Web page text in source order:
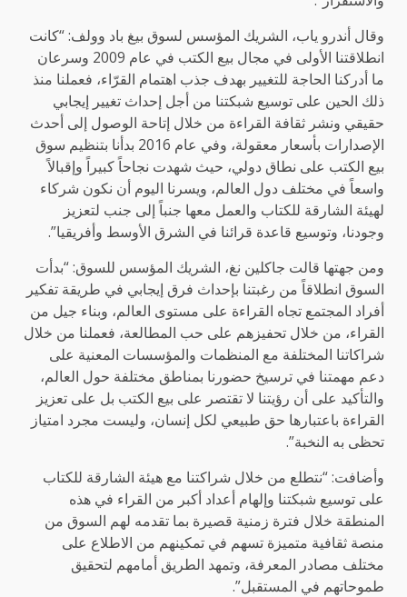
وقال أندرو ياب، الشريك المؤسس لسوق بيغ باد وولف: “كانت
انطلاقتنا الأولى في مجال بيع الكتب في عام 2009 وسرعان
ما أدركنا الحاجة للتغيير بهدف جذب اهتمام القرّاء، فعملنا منذ
ذلك الحين على توسيع شبكتنا من أجل إحداث تغيير إيجابي
حقيقي ونشر ثقافة القراءة من خلال إتاحة الوصول إلى أحدث
الإصدارات بأسعار معقولة، وفي عام 2016 بدأنا بتنظيم سوق
بيع الكتب على نطاق دولي، حيث شهدت نجاحاً كبيراً وإقبالاً
واسعاً في مختلف دول العالم، ويسرنا اليوم أن نكون شركاء
لهيئة الشارقة للكتاب والعمل معها جنباً إلى جنب لتعزيز
وجودنا، وتوسيع قاعدة قرائنا في الشرق الأوسط وأفريقيا”.
ومن جهتها قالت جاكلين نغ، الشريك المؤسس للسوق: “بدأت
السوق انطلاقاً من رغبتنا بإحداث فرق إيجابي في طريقة تفكير
أفراد المجتمع تجاه القراءة على مستوى العالم، وبناء جيل من
القراء، من خلال تحفيزهم على حب المطالعة، فعملنا من خلال
شراكاتنا المختلفة مع المنظمات والمؤسسات المعنية على
دعم مهمتنا في ترسيخ حضورنا بمناطق مختلفة حول العالم،
والتأكيد على أن رؤيتنا لا تقتصر على بيع الكتب بل على تعزيز
القراءة باعتبارها حق طبيعي لكل إنسان، وليست مجرد امتياز
تحظى به النخبة”.
وأضافت: “نتطلع من خلال شراكتنا مع هيئة الشارقة للكتاب
على توسيع شبكتنا وإلهام أعداد أكبر من القراء في هذه
المنطقة خلال فترة زمنية قصيرة بما تقدمه لهم السوق من
منصة ثقافية متميزة تسهم في تمكينهم من الاطلاع على
مختلف مصادر المعرفة، وتمهد الطريق أمامهم لتحقيق
طموحاتهم في المستقبل”.